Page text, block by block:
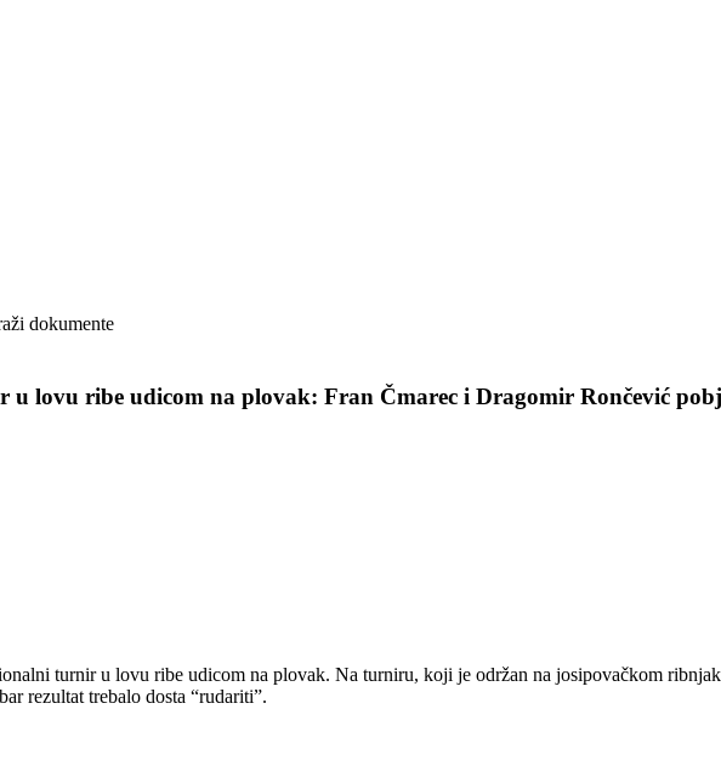
dokumente
lovu ribe udicom na plovak: Fran Čmarec i Dragomir Rončević
turnir u lovu ribe udicom na plovak. Na turniru, koji je održan na josipovačkom
rezultat trebalo dosta “rudariti”.